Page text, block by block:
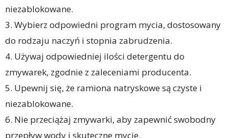
niezablokowane.
3. Wybierz odpowiedni program mycia, dostosowany
do rodzaju naczyń i stopnia zabrudzenia.
4. Używaj odpowiedniej ilości detergentu do
zmywarek, zgodnie z zaleceniami producenta.
5. Upewnij się, że ramiona natryskowe są czyste i
niezablokowane.
6. Nie przeciążaj zmywarki, aby zapewnić swobodny
przepływ wody i skuteczne mycie.